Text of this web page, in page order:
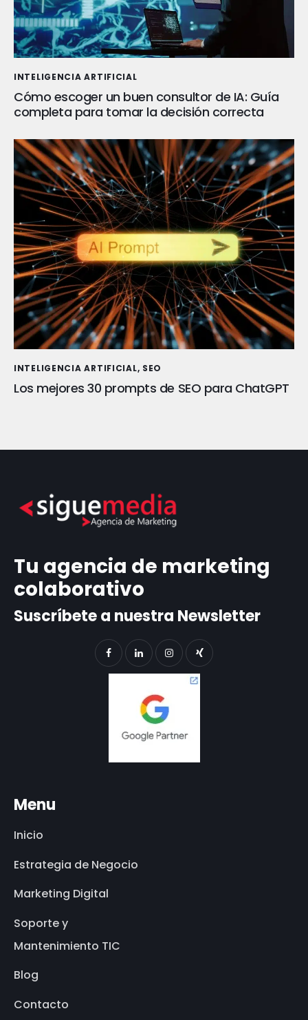
INTELIGENCIA ARTIFICIAL
Cómo escoger un buen consultor de IA: Guía
completa para tomar la decisión correcta
INTELIGENCIA ARTIFICIAL, SEO
Los mejores 30 prompts de SEO para ChatGPT
Tu agencia de marketing
colaborativo
Suscríbete a nuestra Newsletter
Menu
Inicio
Estrategia de Negocio
Marketing Digital
Soporte y
Mantenimiento TIC
Blog
Contacto